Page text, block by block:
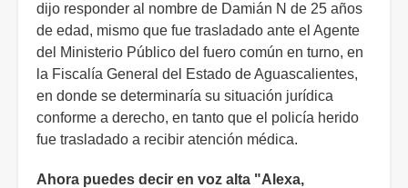
dijo responder al nombre de Damián N de 25 años
de edad, mismo que fue trasladado ante el Agente
del Ministerio Público del fuero común en turno, en
la Fiscalía General del Estado de Aguascalientes,
en donde se determinaría su situación jurídica
conforme a derecho, en tanto que el policía herido
fue trasladado a recibir atención médica.
Ahora puedes decir en voz alta "Alexa,